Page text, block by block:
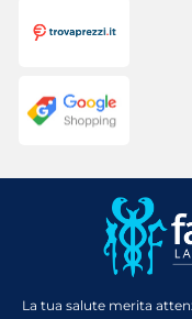
La tua salute merita